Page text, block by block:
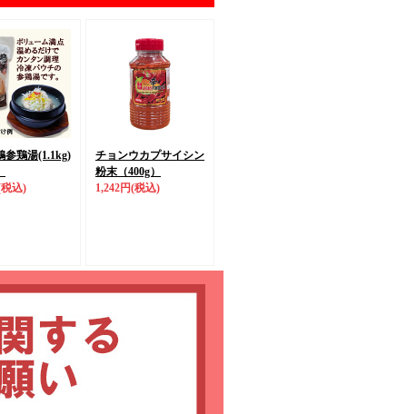
参鶏湯(1.1kg)
込)
チョンウカプサイシン
粉末（400g）
1,242円(税込)